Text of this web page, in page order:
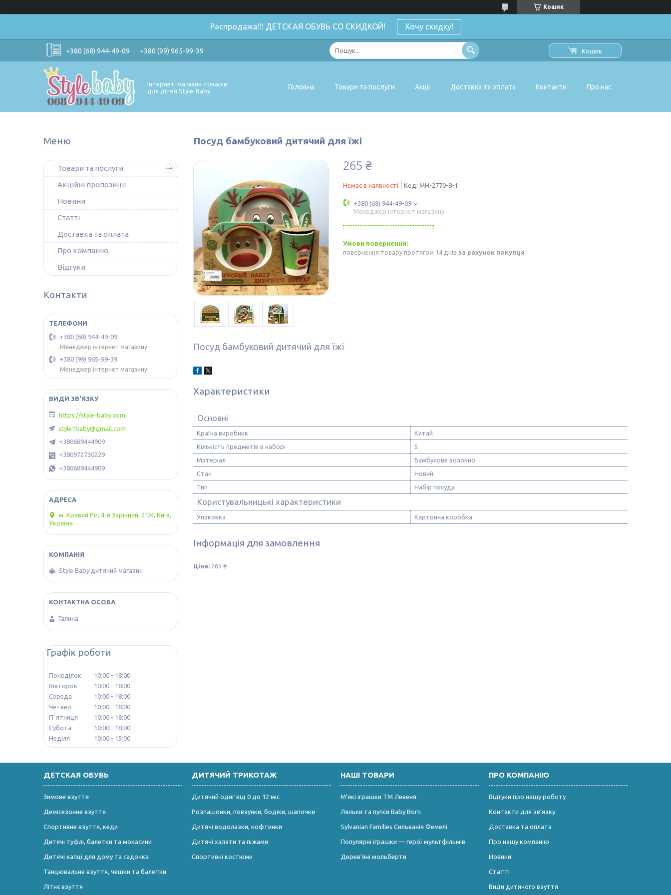
Кошик
Распродажа!!! ДЕТСКАЯ ОБУВЬ СО СКИДКОЙ! Хочу скидку!
+380 (68) 944-49-09 +380 (99) 965-99-39 Кошик
Інтернет-магазин товарів
для дітей Style-Baby.
Головна Товари та послуги Акції Доставка та оплата Контакти Про нас
Посуд бамбуковий дитячий для їжі
265 ₴
Немає в наявності Код: MH-2770-8-1
+380 (68) 944-49-09
Менеджер інтернет магазину
повернення товару протягом 14 днів за рахунок покупця
Посуд бамбуковий дитячий для їжі
Характеристики
Основні
Країна виробник
Китай
Кількість предметів в наборі
5
Матеріал
Бамбукове волокно
Стан
Новий
Тип
Набір посуду
Користувальницькі характеристики
Упаковка Картонна коробка
Інформація для замовлення
Ціна: 265 ₴
Товари та послуги
Акційні пропозиції
Новини
Статті
Доставка та оплата
Про компанію
Відгуки
Контакти
+380 (68) 944-49-09
Менеджер інтернет магазину
+380 (99) 965-99-39
Менеджер інтернет магазину
https://style-baby.com
style1baby@gmail.com
+380689444909
+380972730229
+380689444909
м. Кривий Ріг, 4-й Зарічний, 21Ж, Київ,
Україна
Style Baby дитячий магазин
Галина
Графік роботи
Понеділок 10:00
18:00
Вівторок
10:00
18:00
Середа
10:00
18:00
Четвер
10:00
18:00
Пʼятниця
10:00
18:00
Субота
10:00
18:00
Неділя
10:00 15:00
ДЕТСКАЯ ОБУВЬ
Зимове взуття
Демісезонне взуття
Спортивне взуття, кеди
Дитячі туфлі, балетки та мокасини
Дитячі капці для дому та садочка
Танцювальне взуття, чешки та балетки
Літнє взуття
ДИТЯЧИЙ ТРИКОТАЖ
Дитячий одяг від 0 до 12 міс
Розпашонки, повзунки, бодіки, шапочки
Дитячі водолазки, кофтинки
Дитячі халати та піжами
Спортивні костюми
НАШІ ТОВАРИ
М’які іграшки ТМ Левеня
Ляльки та пупси Baby Born
Sylvanian Families Сильванія Фемелі
Популярні іграшки — герої мультфільмів
Дерев’яні мольберти
ПРО КОМПАНІЮ
Відгуки про нашу роботу
Контакти для зв’язку
Доставка та оплата
Про нашу компанію
Новини
Статті
Види дитячого взуття